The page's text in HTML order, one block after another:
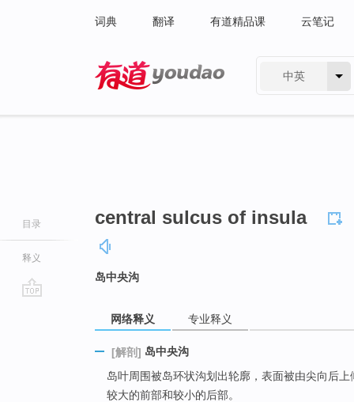
词典 翻译 有道精品课 云笔记
中英
目录
释义
central sulcus of insula
岛中央沟
网络释义 专业释义
[解剖] 岛中央沟
岛叶周围被岛环状沟划出轮廓，表面被由尖向后上
较大的前部和较小的后部。